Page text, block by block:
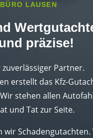
LAUSEN
präzise!
Partner.
erstellt das Kfz-
stehen allen
und Tat zur Seite.
Schadengutachten.